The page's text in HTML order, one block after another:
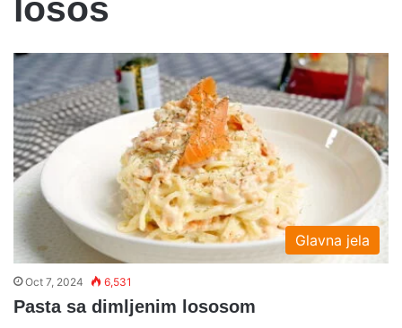
losos
Glavna jela
Oct 7, 2024 6,531
Pasta sa dimljenim lososom